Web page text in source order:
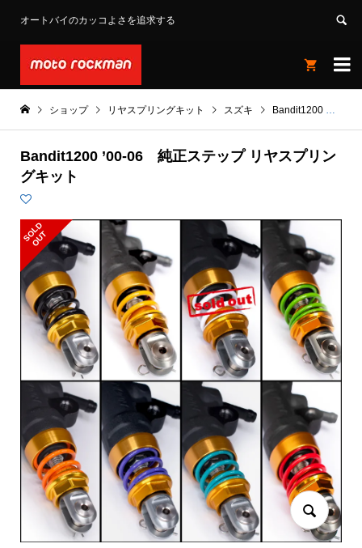
オートバイのカッコよさを追求する


ショップ リヤスプリングキット スズキ Bandit1200
Bandit1200 ’00-06 純正ステップ リヤスプリン
グキット
S
O
L
D
O
U
T